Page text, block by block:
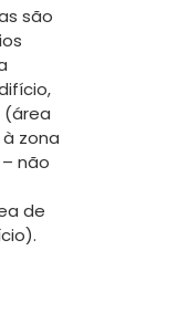
são
(área
zona
não
de